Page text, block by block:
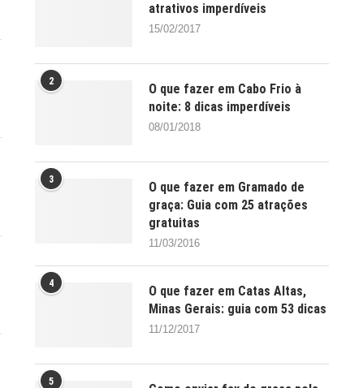
atrativos imperdíveis
15/02/2017
2
O que fazer em Cabo Frio à
noite: 8 dicas imperdíveis
08/01/2018
3
O que fazer em Gramado de
graça: Guia com 25 atrações
gratuitas
11/03/2016
4
O que fazer em Catas Altas,
Minas Gerais: guia com 53 dicas
11/12/2017
5